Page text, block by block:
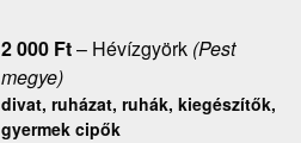
2 000 Ft– Hévízgyörk(Pest
megye)
divat, ruházat, ruhák, kiegészítők,
gyermek cipők